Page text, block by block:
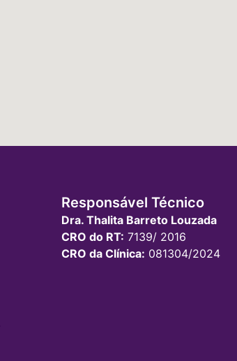
Responsável Técnico
Dra. Thalita Barreto Louzada
CRO do RT: 7139/ 2016
CRO da Clínica: 081304/2024